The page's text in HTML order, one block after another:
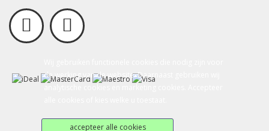
de werking van de website. Daarnaast gebruiken wij
accepteer alle cookies